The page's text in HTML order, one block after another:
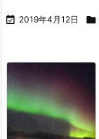
 2019年4月12日 